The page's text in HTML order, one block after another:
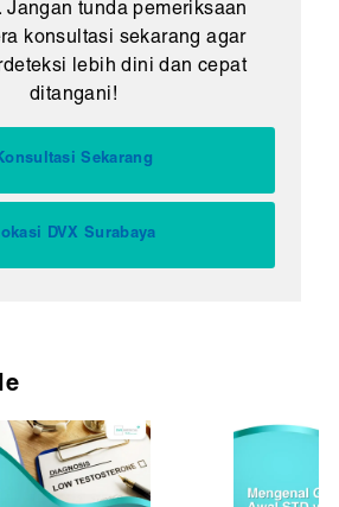
Jangan tunda pemeriksaan
konsultasi sekarang agar
lebih dini dan cepat
ditangani!
Sekarang
DVX Surabaya